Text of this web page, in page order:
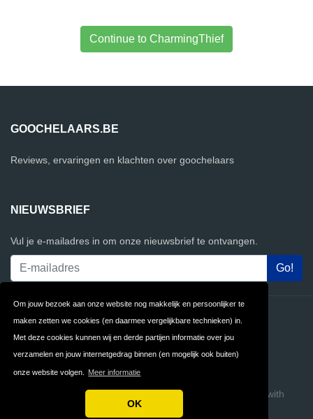
Om jouw bezoek aan onze website nog makkelijk en persoonlijker te
maken zetten we cookies (en daarmee vergelijkbare technieken) in.
Met deze cookies kunnen wij en derde partijen informatie over jou
verzamelen en jouw internetgedrag binnen (en mogelijk ook buiten)
onze website volgen. Meer informatie
OK
Continue to CharmingThief
GOOCHELAARS.BE
Reviews, ervaringen en klachten over goochelaars
NIEUWSBRIEF
Vul je e-mailadres in om onze nieuwsbrief te ontvangen.
Contact Privacy
Algemene FAQ
Copyright © 2026 Goochelaars.be
Build review sites with
ReviewTycoon